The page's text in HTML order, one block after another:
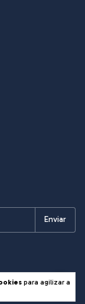
para agilizar a
Todos os